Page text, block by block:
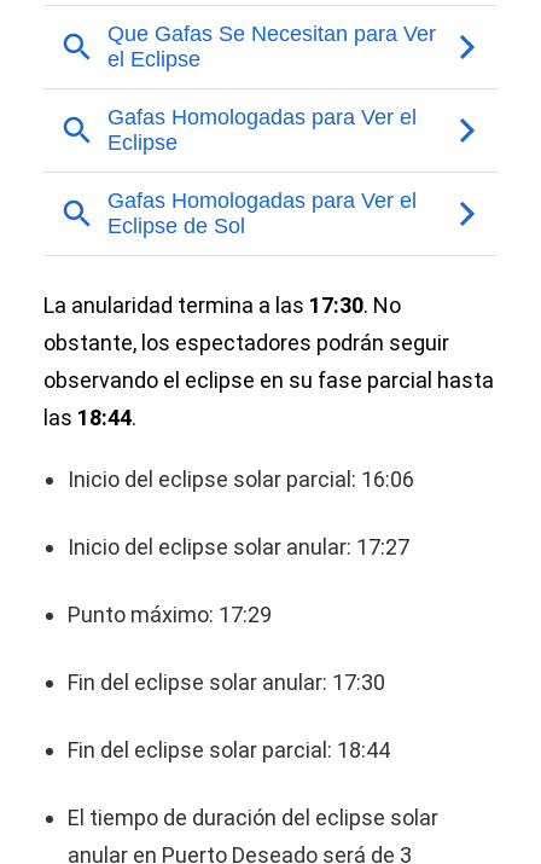
La anularidad termina a las 17:30. No
obstante, los espectadores podrán seguir
observando el eclipse en su fase parcial hasta
las 18:44.
Inicio del eclipse solar parcial: 16:06
Inicio del eclipse solar anular: 17:27
Punto máximo: 17:29
Fin del eclipse solar anular: 17:30
Fin del eclipse solar parcial: 18:44
El tiempo de duración del eclipse solar
anular en Puerto Deseado será de 3